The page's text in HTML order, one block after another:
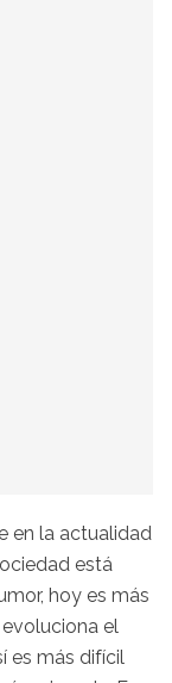
en la actualidad
está
hoy es más
el
es más difícil